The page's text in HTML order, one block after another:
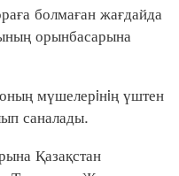
болмаған жағдайда
орынбасарына
мүшелерiнiң үштен
саналады.
Қазақстан